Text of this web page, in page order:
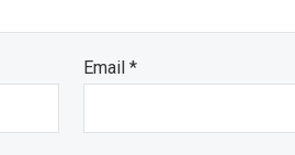
Email*